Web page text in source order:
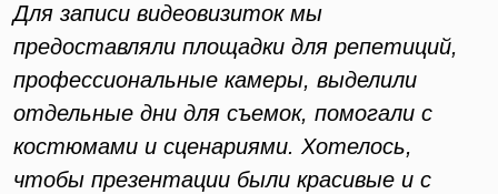
Для записи видеовизиток мы
предоставляли площадки для репетиций,
профессиональные камеры, выделили
отдельные дни для съемок, помогали с
костюмами и сценариями. Хотелось,
чтобы презентации были красивые и с